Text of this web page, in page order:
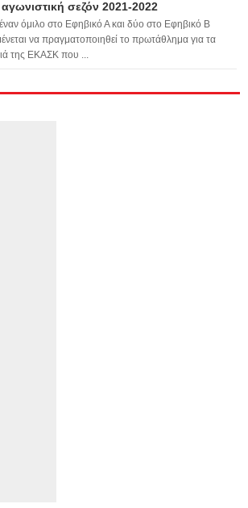
σεζόν 2021-2022
όμιλο στο Εφηβικό Α και δύο στο Εφηβικό Β
να πραγματοποιηθεί το πρωτάθλημα για τα
της ΕΚΑΣΚ που ...